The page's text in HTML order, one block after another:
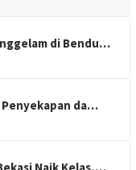
di Bendu…
Penyekapan da…